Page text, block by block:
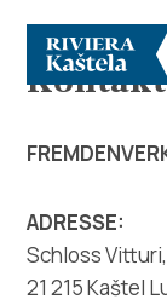
Erforsche
ADRESSE:
Schloss
21 215 Kaštel